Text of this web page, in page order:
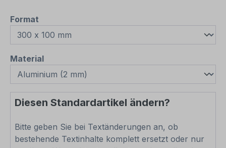
Format
Materialauswählen
Diesen Standardartikel ändern?
Bitte geben Sie bei Textänderungen an, ob
bestehende Textinhalte komplett ersetzt oder nur